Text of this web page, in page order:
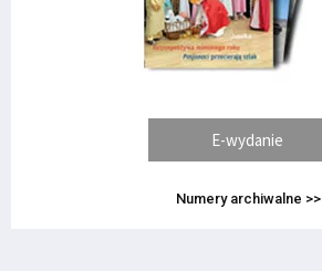
E-wydanie
Numery archiwalne >>